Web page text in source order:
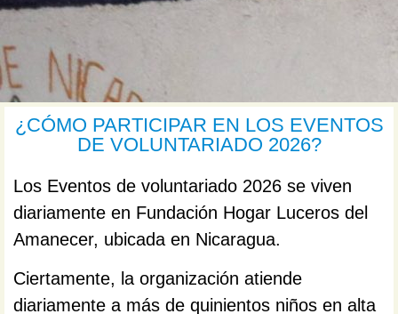
¿CÓMO PARTICIPAR EN LOS EVENTOS
DE VOLUNTARIADO 2026?
Los Eventos de voluntariado 2026 se viven
diariamente en Fundación Hogar Luceros del
Amanecer, ubicada en Nicaragua.
Ciertamente, la organización atiende
diariamente a más de quinientos niños en alta